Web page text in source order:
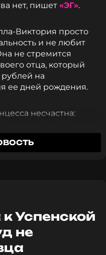
нет, пишет «ЭГ».
Виктория просто
и не любит
не стремится
отца, который
на
ее дней рождения.
несчастна:
характером от
характера,
кто-то
другие. Картина
Успенской
не